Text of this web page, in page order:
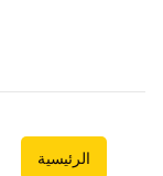
الرئيسية